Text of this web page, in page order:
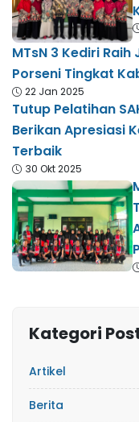
MTsN 3 Kediri
Porseni Tingkat
22 Jan 2025
Tutup Pelatihan
Berikan Apresiasi
Terbaik
30 Okt 2025
Kategori
Artikel
Berita